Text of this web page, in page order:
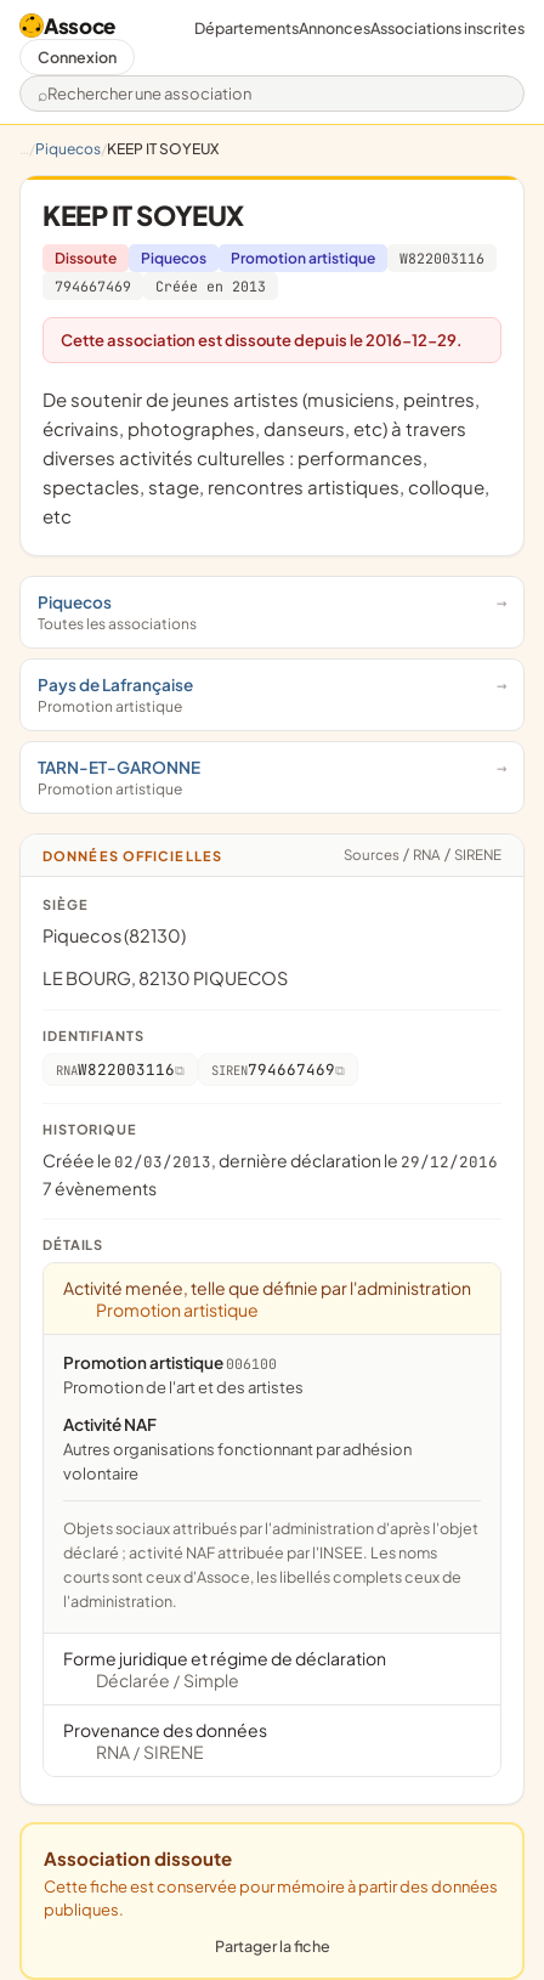
Assoce
Rechercher une association
DépartementsAnnoncesAssociations inscrites
Connexion
Piquecos KEEP IT SOYEUX
KEEP IT SOYEUX
Dissoute Piquecos Promotion artistique
W822003116
794667469
Créée en 2013
Cette association est dissoute depuis le 2016-12-29.
de soutenir de jeunes artistes (musiciens, peintres,
écrivains, photographes, danseurs, etc) à travers
diverses activités culturelles : performances,
spectacles, stage, rencontres artistiques, colloque,
etc
Piquecos
Toutes les associations
Pays de Lafrançaise
Promotion artistique
TARN-ET-GARONNE
Promotion artistique
DONNÉES OFFICIELLES Sources / RNA / SIRENE
SIÈGE
Piquecos (82130)
LE BOURG, 82130 PIQUECOS
IDENTIFIANTS
RNAW822003116 SIREN794667469
HISTORIQUE
Créée le 02/03/2013, dernière déclaration le 29/12/2016
7 évènements
DÉTAILS
Activité menée, telle que définie par l'administration
Promotion artistique
Promotion artistique 006100
promotion de l'art et des artistes
Activité NAF
Autres organisations fonctionnant par adhésion
volontaire
Objets sociaux attribués par l'administration d'après l'objet
déclaré ; activité NAF attribuée par l'INSEE. Les noms
courts sont ceux d'Assoce, les libellés complets ceux de
l'administration.
Forme juridique et régime de déclaration
Déclarée / Simple
Provenance des données
RNA / SIRENE
Association dissoute
Cette fiche est conservée pour mémoire à partir des données
publiques.
Partager la fiche